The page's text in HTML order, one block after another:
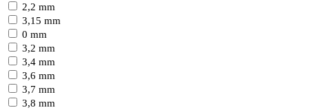
2,2 mm
3,15 mm
0 mm
3,2 mm
3,4 mm
3,6 mm
3,7 mm
3,8 mm